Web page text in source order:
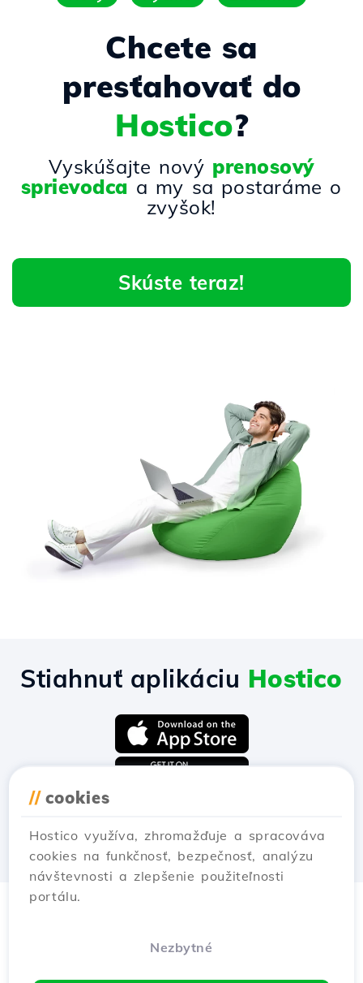
Chcete sa
presťahovať do
Hostico?
Vyskúšajte nový prenosový
sprievodca a my sa postaráme o
zvyšok!
Skúste teraz!
// cookies
Hostico využíva, zhromažďuje a spracováva
cookies na funkčnosť, bezpečnosť, analýzu
návštevnosti a zlepšenie použiteľnosti
portálu.
Nezbytné
Stiahnuť aplikáciu Hostico